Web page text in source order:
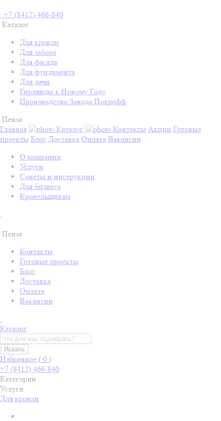
+7 (8412) 466-840
Каталог
Для кровли
Для забора
Для фасада
Для фундамента
Для дачи
Гирлянды к Новому Году
Производство Завода Покрофф
Пенза
Главная
Каталог Контакты Акции Готовые
проекты Блог Доставка Оплата Вакансии
О компании
Услуги
Советы и инструкции
Для бизнеса
Кровельщикам
Пенза
Контакты
Готовые проекты
Блог
Доставка
Оплата
Вакансии
Каталог
Искать
Избранное ( 0 )
+7 (8412) 466-840
Категории
Услуги
Для кровли